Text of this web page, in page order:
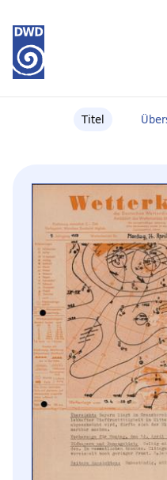
Titel